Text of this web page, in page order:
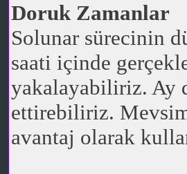
Doruk Zamanlar
Solunar sürecinin
saati içinde
yakalayabiliriz. Ay
ettirebiliriz.
avantaj olarak